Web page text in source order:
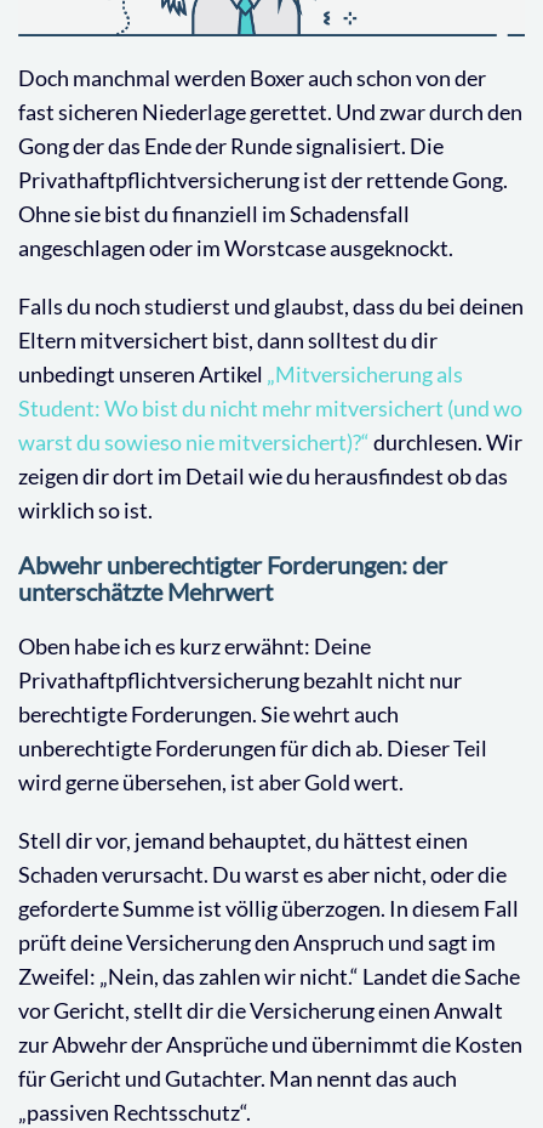
Doch manchmal werden Boxer auch schon von der
fast sicheren Niederlage gerettet. Und zwar durch den
Gong der das Ende der Runde signalisiert. Die
Privathaftpflichtversicherung ist der rettende Gong.
Ohne sie bist du finanziell im Schadensfall
angeschlagen oder im Worstcase ausgeknockt.
Falls du noch studierst und glaubst, dass du bei deinen
Eltern mitversichert bist, dann solltest du dir
unbedingt unseren Artikel „Mitversicherung als
Student: Wo bist du nicht mehr mitversichert (und wo
warst du sowieso nie mitversichert)?“durchlesen. Wir
zeigen dir dort im Detail wie du herausfindest ob das
wirklich so ist.
Abwehr unberechtigter Forderungen: der
unterschätzte Mehrwert
Oben habe ich es kurz erwähnt: Deine
Privathaftpflichtversicherung bezahlt nicht nur
berechtigte Forderungen. Sie wehrt auch
unberechtigte Forderungen für dich ab. Dieser Teil
wird gerne übersehen, ist aber Gold wert.
Stell dir vor, jemand behauptet, du hättest einen
Schaden verursacht. Du warst es aber nicht, oder die
geforderte Summe ist völlig überzogen. In diesem Fall
prüft deine Versicherung den Anspruch und sagt im
Zweifel: „Nein, das zahlen wir nicht.“ Landet die Sache
vor Gericht, stellt dir die Versicherung einen Anwalt
zur Abwehr der Ansprüche und übernimmt die Kosten
für Gericht und Gutachter. Man nennt das auch
„passiven Rechtsschutz“.